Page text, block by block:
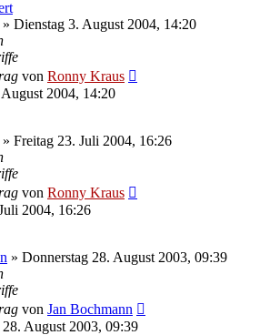
» Dienstag 3. August 2004, 14:20
von Ronny Kraus
2004, 14:20
» Freitag 23. Juli 2004, 16:26
von Ronny Kraus
2004, 16:26
» Donnerstag 28. August 2003, 09:39
von Jan Bochmann
August 2003, 09:39